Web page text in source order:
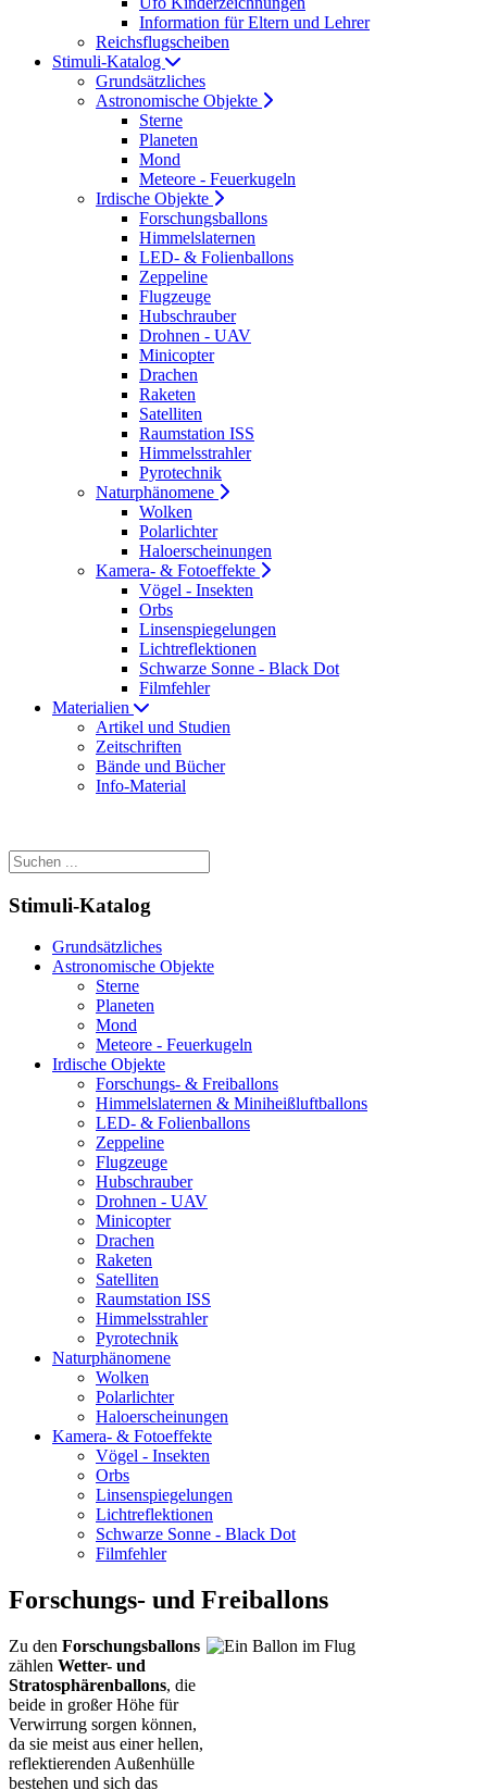
Information für Eltern und Lehrer
Reichsflugscheiben
Stimuli-Katalog
Grundsätzliches
Astronomische Objekte
Sterne
Planeten
Mond
Meteore - Feuerkugeln
Irdische Objekte
Forschungsballons
Himmelslaternen
LED- & Folienballons
Zeppeline
Flugzeuge
Hubschrauber
Drohnen - UAV
Minicopter
Drachen
Raketen
Satelliten
Raumstation ISS
Himmelsstrahler
Pyrotechnik
Naturphänomene
Wolken
Polarlichter
Haloerscheinungen
Kamera- & Fotoeffekte
Vögel - Insekten
Orbs
Linsenspiegelungen
Lichtreflektionen
Schwarze Sonne - Black Dot
Filmfehler
Materialien
Artikel und Studien
Zeitschriften
Bände und Bücher
Info-Material
Stimuli-Katalog
Grundsätzliches
Astronomische Objekte
Sterne
Planeten
Mond
Meteore - Feuerkugeln
Irdische Objekte
Forschungs- & Freiballons
Himmelslaternen & Miniheißluftballons
LED- & Folienballons
Zeppeline
Flugzeuge
Hubschrauber
Drohnen - UAV
Minicopter
Drachen
Raketen
Satelliten
Raumstation ISS
Himmelsstrahler
Pyrotechnik
Naturphänomene
Wolken
Polarlichter
Haloerscheinungen
Kamera- & Fotoeffekte
Vögel - Insekten
Orbs
Linsenspiegelungen
Lichtreflektionen
Schwarze Sonne - Black Dot
Filmfehler
Forschungs- und Freiballons
Zu den Forschungsballons
zählen Wetter- und
Stratosphärenballons, die
beide in großer Höhe für
Verwirrung sorgen können,
da sie meist aus einer hellen,
reflektierenden Außenhülle
bestehen und sich das